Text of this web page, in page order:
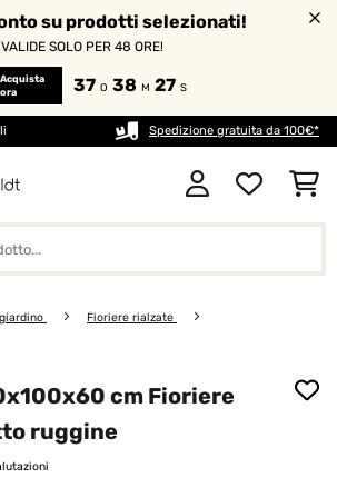
su prodotti selezionati!
SOLO PER 48 ORE!
Acquista
ora
37 O 38 M 26 S
Spedizione gratuita da 100€*
Fioriere rialzate
cm Fioriere
ruggine